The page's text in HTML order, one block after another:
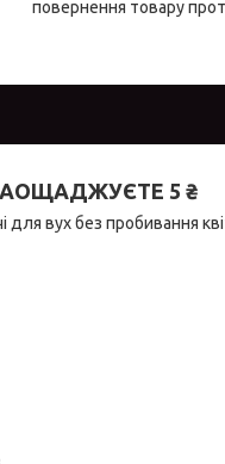
повернення товару
5 ₴
вух без пробивання